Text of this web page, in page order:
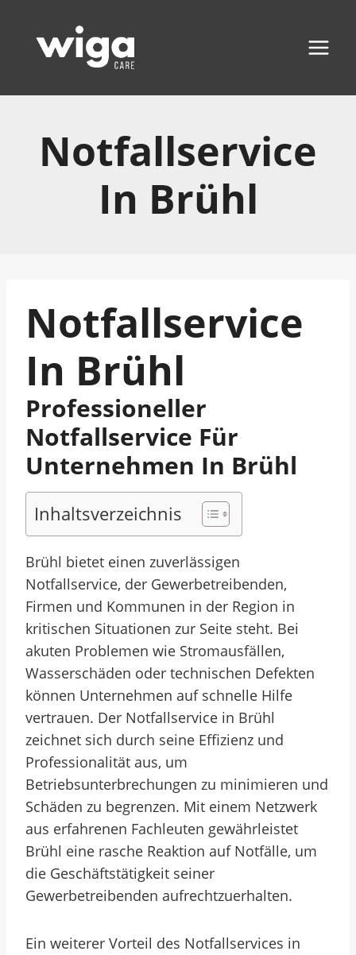
Inhalt
springen
Notfallservice
In Brühl
Notfallservice
In Brühl
Professioneller
Notfallservice Für
Unternehmen In Brühl
Inhaltsverzeichnis
Brühl bietet einen zuverlässigen
Notfallservice, der Gewerbetreibenden,
Firmen und Kommunen in der Region in
kritischen Situationen zur Seite steht. Bei
akuten Problemen wie Stromausfällen,
Wasserschäden oder technischen Defekten
können Unternehmen auf schnelle Hilfe
vertrauen. Der Notfallservice in Brühl
zeichnet sich durch seine Effizienz und
Professionalität aus, um
Betriebsunterbrechungen zu minimieren und
Schäden zu begrenzen. Mit einem Netzwerk
aus erfahrenen Fachleuten gewährleistet
Brühl eine rasche Reaktion auf Notfälle, um
die Geschäftstätigkeit seiner
Gewerbetreibenden aufrechtzuerhalten.
Ein weiterer Vorteil des Notfallservices in